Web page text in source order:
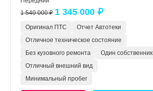
1 540 000 ₽ 1 345 000 ₽
Оригинал ПТС
Отчет Автотеки
Отличное техническое состояние
Без кузовного ремонта
Один собственник
Отличный внешний вид
Минимальный пробег